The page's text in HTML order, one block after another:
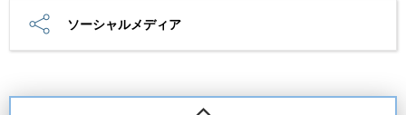
ソーシャルメディア